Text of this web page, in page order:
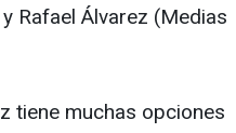
Rafael Álvarez (Medias
tiene muchas opciones